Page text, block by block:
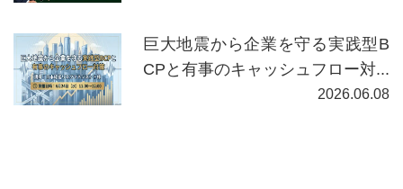
巨大地震から企業を守る実践型B
CPと有事のキャッシュフロー対...
2026.06.08